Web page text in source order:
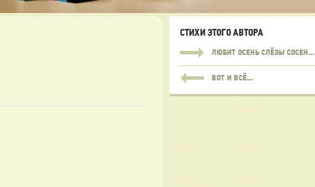
СТИХИ ЭТОГО АВТОРА
ЛЮБИТ ОСЕНЬ СЛЁЗЫ СОСЕН...
ВОТ И ВСЁ...